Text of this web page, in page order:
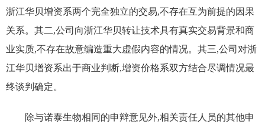
浙江华贝增资系两个完全独立的交易,不存在互为前提的因果
关系。其二,公司向浙江华贝转让技术具有真实交易背景和商
业实质,不存在故意编造重大虚假内容的情况。其三,公司对浙
江华贝增资系出于商业判断,增资价格系双方结合尽调情况最
终谈判确定。
除与诺泰生物相同的申辩意见外,相关责任人员的其他申